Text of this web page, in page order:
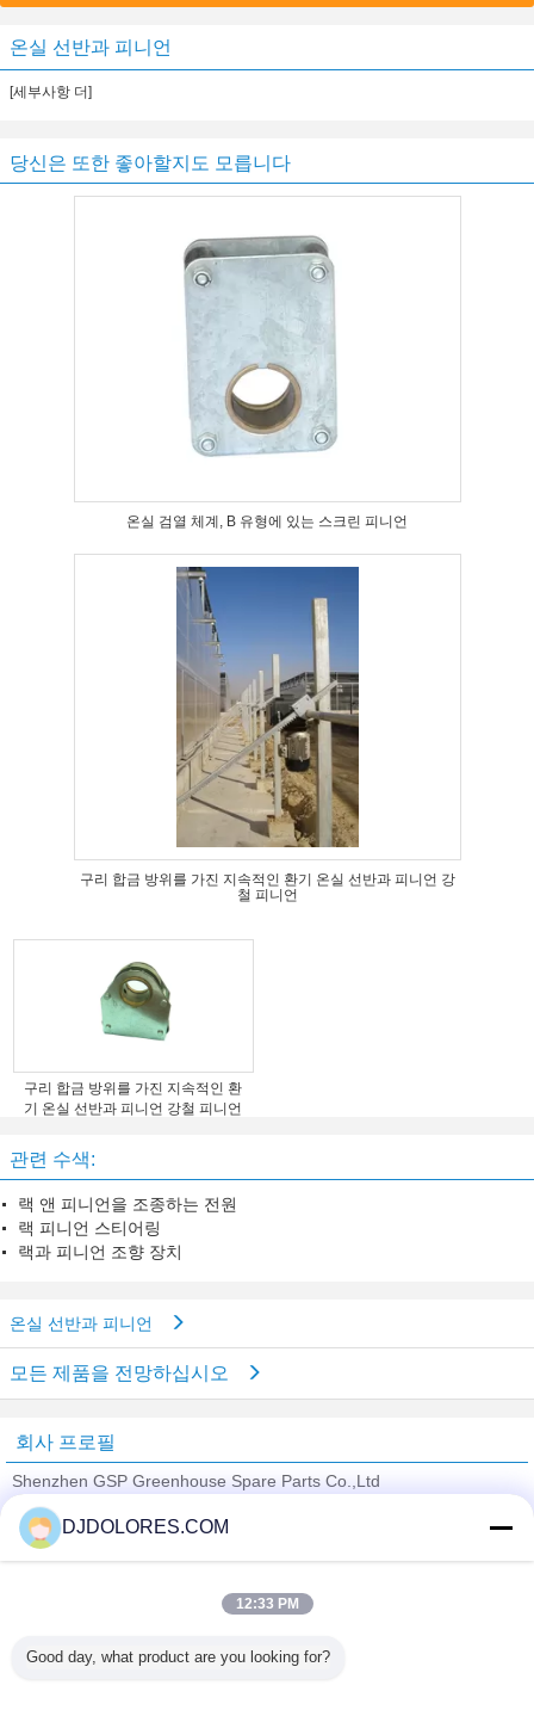
온실 선반과 피니언
[세부사항 더]
당신은 또한 좋아할지도 모릅니다
온실 검열 체계, B 유형에 있는 스크린 피니언
구리 합금 방위를 가진 지속적인 환기 온실 선반과 피니언 강
철 피니언
구리 합금 방위를 가진 지속적인 환
기 온실 선반과 피니언 강철 피니언
관련 수색:
랙 앤 피니언을 조종하는 전원
랙 피니언 스티어링
랙과 피니언 조향 장치
온실 선반과 피니언
모든 제품을 전망하십시오
회사 프로필
Shenzhen GSP Greenhouse Spare Parts Co.,Ltd
검증된 공급 업체
Trust Seal
홈
DJDOLORES.COM
12:33 PM
Good day, what product are you looking for?